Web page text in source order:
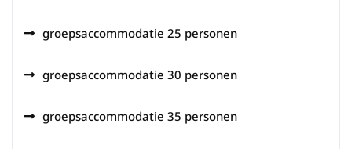
groepsaccommodatie 25 personen
groepsaccommodatie 30 personen
groepsaccommodatie 35 personen